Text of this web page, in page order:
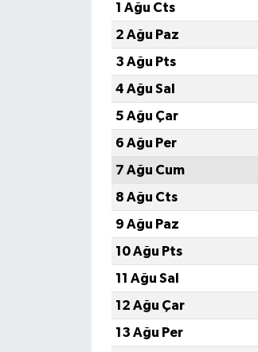
1 Ağu Cts
2 Ağu Paz
3 Ağu Pts
4 Ağu Sal
5 Ağu Çar
6 Ağu Per
7 Ağu Cum
8 Ağu Cts
9 Ağu Paz
10 Ağu Pts
11 Ağu Sal
12 Ağu Çar
13 Ağu Per